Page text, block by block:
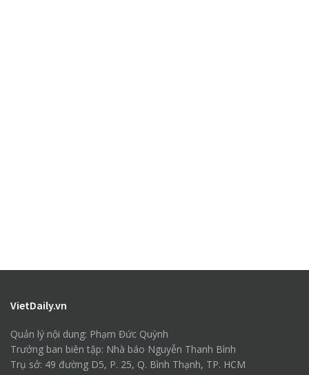
VietDaily.vn
Quản lý nội dung: Phạm Đức Quỳnh
Trưởng ban biên tập: Nhà báo Nguyễn Thanh Bình
Trụ sở: 49 đường D5, P. 25, Q. Bình Thạnh, TP. HCM